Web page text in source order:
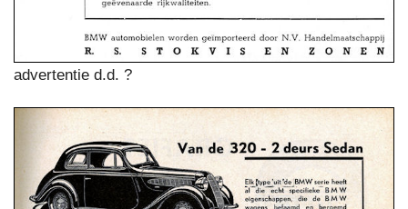
advertentie d.d. ?